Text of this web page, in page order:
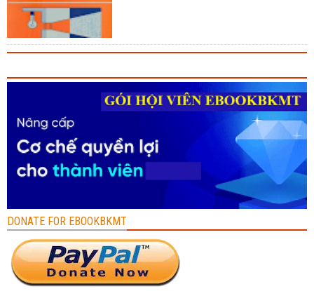
DONATE FOR EBOOKBKMT